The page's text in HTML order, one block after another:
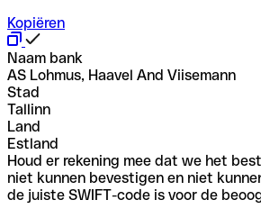
Kopiëren
Naam bank
AS Lohmus, Haavel And Viisemann
Stad
Tallinn
Land
Estland
Houd er rekening mee dat we het
niet kunnen bevestigen en niet
de juiste SWIFT-code is voor de